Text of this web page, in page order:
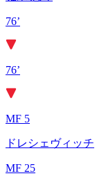
76’
76’
MF 5
ドレシェヴィッチ
MF 25